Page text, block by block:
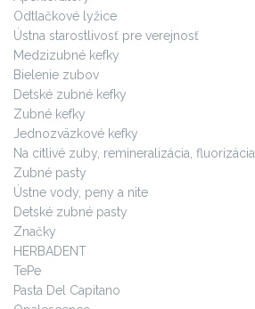
Odtlačkové lyžice
Ústna starostlivosť pre verejnosť
Medzizubné kefky
Bielenie zubov
Detské zubné kefky
Zubné kefky
Jednozväzkové kefky
Na citlivé zuby, remineralizácia, fluorizácia
Zubné pasty
Ústne vody, peny a nite
Detské zubné pasty
Značky
HERBADENT
TePe
Pasta Del Capitano